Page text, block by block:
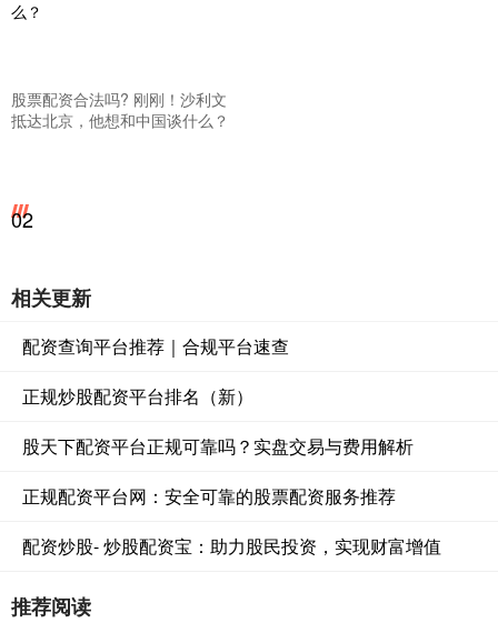
股票配资合法吗? 刚刚！沙利文
抵达北京，他想和中国谈什么？
02
相关更新
配资查询平台推荐｜合规平台速查
正规炒股配资平台排名（新）
股天下配资平台正规可靠吗？实盘交易与费用解析
正规配资平台网：安全可靠的股票配资服务推荐
配资炒股- 炒股配资宝：助力股民投资，实现财富增值
推荐阅读